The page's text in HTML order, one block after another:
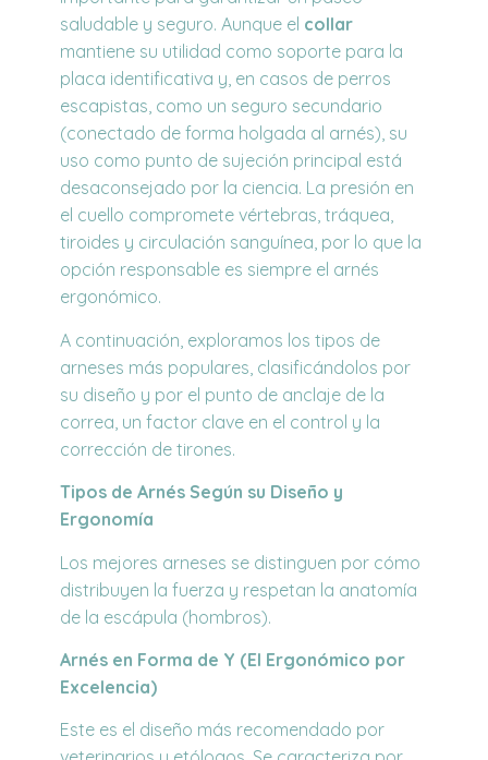
saludable y seguro. Aunque el collar
mantiene su utilidad como soporte para la
placa identificativa y, en casos de perros
escapistas, como un seguro secundario
(conectado de forma holgada al arnés), su
uso como punto de sujeción principal está
desaconsejado por la ciencia. La presión en
el cuello compromete vértebras, tráquea,
tiroides y circulación sanguínea, por lo que la
opción responsable es siempre el arnés
ergonómico.
A continuación, exploramos los tipos de
arneses más populares, clasificándolos por
su diseño y por el punto de anclaje de la
correa, un factor clave en el control y la
corrección de tirones.
Tipos de Arnés Según su Diseño y
Ergonomía
Los mejores arneses se distinguen por cómo
distribuyen la fuerza y respetan la anatomía
de la escápula (hombros).
Arnés en Forma de Y (El Ergonómico por
Excelencia)
Este es el diseño más recomendado por